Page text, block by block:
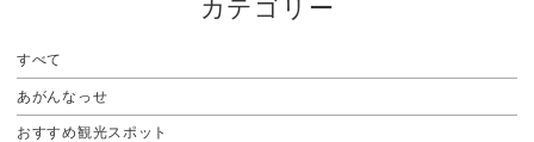
カテゴリー
すべて
あがんなっせ
おすすめ観光スポット